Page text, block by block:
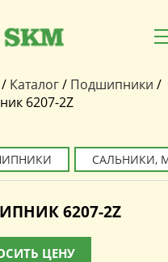
/ Каталог/ Подшипники /
6207-2Z
САЛЬНИКИ,
6207-2Z
ЦЕНУ